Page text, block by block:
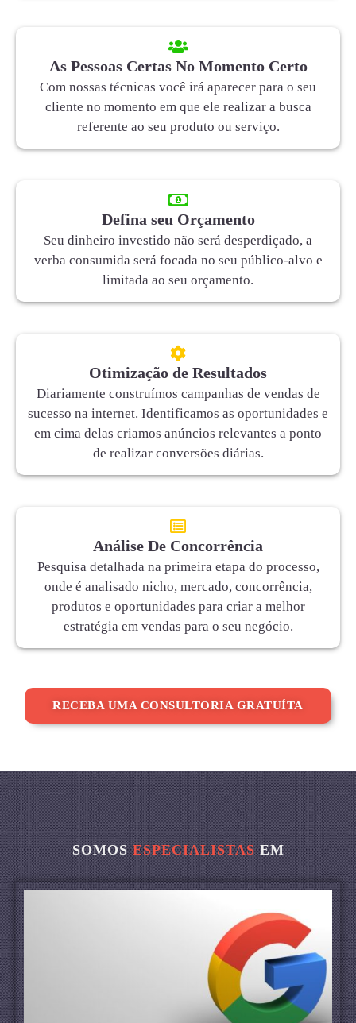
As Pessoas Certas No Momento Certo
Com nossas técnicas você irá aparecer para o seu
cliente no momento em que ele realizar a busca
referente ao seu produto ou serviço.
Defina seu Orçamento
Seu dinheiro investido não será desperdiçado, a
verba consumida será focada no seu público-alvo e
limitada ao seu orçamento.
Otimização de Resultados
Diariamente construímos campanhas de vendas de
sucesso na internet. Identificamos as oportunidades e
em cima delas criamos anúncios relevantes a ponto
de realizar conversões diárias.
Análise De Concorrência
Pesquisa detalhada na primeira etapa do processo,
onde é analisado nicho, mercado, concorrência,
produtos e oportunidades para criar a melhor
estratégia em vendas para o seu negócio.
RECEBA UMA CONSULTORIA GRATUÍTA
SOMOSESPECIALISTASEM